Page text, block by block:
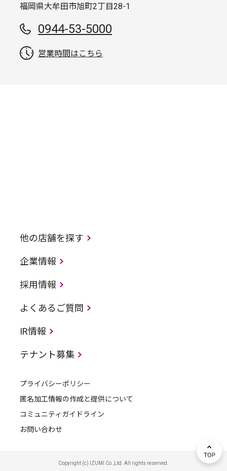
福岡県大牟田市旭町2丁目28-1
0944-53-5000
営業時間はこちら
他の店舗を探す
企業情報
採用情報
よくあるご質問
IR情報
テナント募集
プライバシーポリシー
匿名加工情報の作成と提供について
コミュニティガイドライン
お問い合わせ
Copyright (c) IZUMI Co.,Ltd. All rights reserved.